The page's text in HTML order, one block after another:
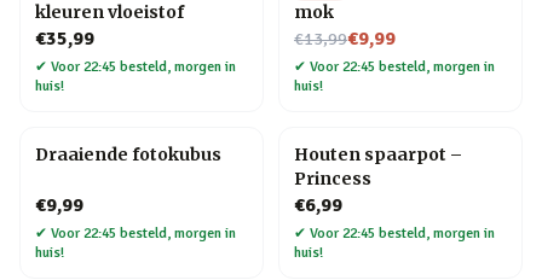
kleuren vloeistof
€35,99
✔ Voor 22:45 besteld, morgen in
huis!
mok
€13,99
Nu voor€9,99
✔ Voor 22:45 besteld, morgen in
huis!
Draaiende fotokubus
€9,99
✔ Voor 22:45 besteld, morgen in
huis!
Houten spaarpot –
Princess
€6,99
✔ Voor 22:45 besteld, morgen in
huis!